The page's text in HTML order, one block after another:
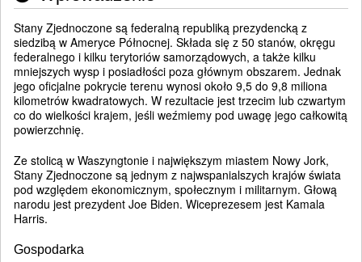
Stany Zjednoczone są federalną republiką prezydencką z
siedzibą w Ameryce Północnej. Składa się z 50 stanów, okręgu
federalnego i kilku terytoriów samorządowych, a także kilku
mniejszych wysp i posiadłości poza głównym obszarem. Jednak
jego oficjalne pokrycie terenu wynosi około 9,5 do 9,8 miliona
kilometrów kwadratowych. W rezultacie jest trzecim lub czwartym
co do wielkości krajem, jeśli weźmiemy pod uwagę jego całkowitą
powierzchnię.
Ze stolicą w Waszyngtonie i największym miastem Nowy Jork,
Stany Zjednoczone są jednym z najwspanialszych krajów świata
pod względem ekonomicznym, społecznym i militarnym. Głową
narodu jest prezydent Joe Biden. Wiceprezesem jest Kamala
Harris.
Gospodarka